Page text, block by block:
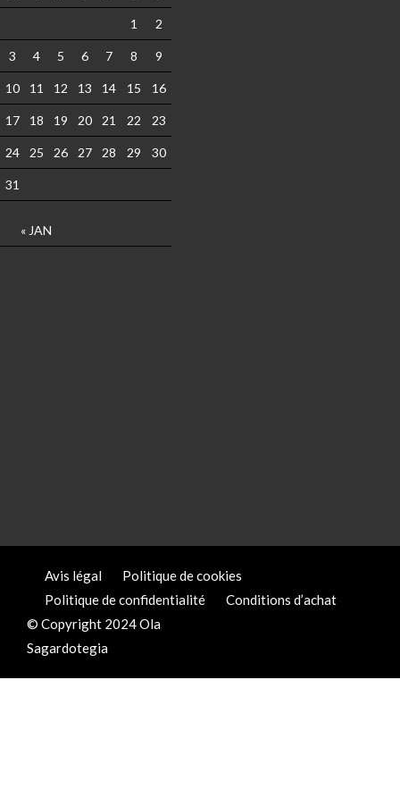
« JAN
1 2
3 4 5 6 7 8 9
10 11 12 13 14 15 16
17 18 19 20 21 22 23
24 25 26 27 28 29 30
31
Avis légal
Politique de cookies
Politique de confidentialité
Conditions d’achat
© Copyright 2024 Ola
Sagardotegia